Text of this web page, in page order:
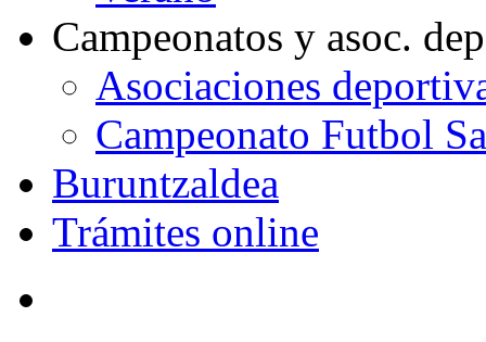
Campeonatos y asoc.
Asociaciones
Campeonato Futbol
Buruntzaldea
Trámites online